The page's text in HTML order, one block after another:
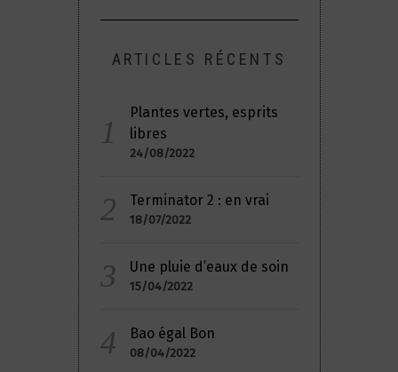
ARTICLES RÉCENTS
Plantes vertes, esprits
libres
24/08/2022
Terminator 2 : en vrai
18/07/2022
Une pluie d’eaux de soin
15/04/2022
Bao égal Bon
08/04/2022